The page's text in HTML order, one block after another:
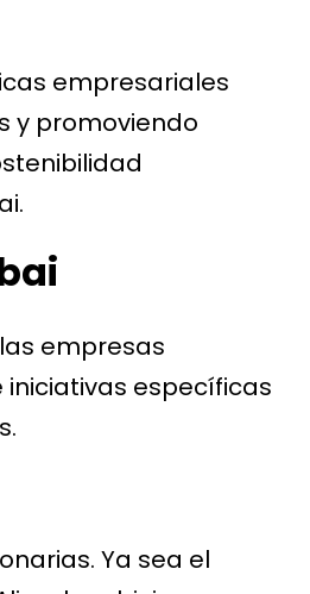
empresariales
y promoviendo
empresas
específicas
Ya sea el